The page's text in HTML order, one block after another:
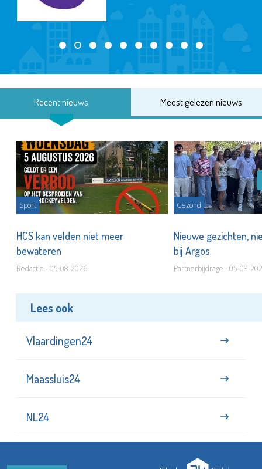
Recent nieuws Meest gelezen nieuws
Sport
HCS kan velden niet meer
bewateren
Redactie - 05-08-2026
Gezond
Nieuwe gezichten,
bij Argos
Partnerbijdrage - 05-08-
Lees ook
Vlaardingen24
Maassluis24
NL24